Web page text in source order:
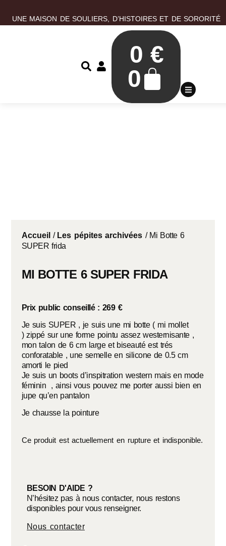
UNE MAISON DE SOULIERS, D’HISTOIRES ET DE SORORITÉ
0 €
0
Accueil / Les pépites archivées / Mi Botte 6
SUPER frida
MI BOTTE 6 SUPER FRIDA
Prix public conseillé : 269 €
Je suis SUPER , je suis une mi botte ( mi mollet
) zippé sur une forme pointu assez westernisante ,
mon talon de 6 cm large et biseauté est trés
conforatable , une semelle en silicone de 0.5 cm
amorti le pied
Je suis un boots d’inspitration western mais en mode
féminin , ainsi vous pouvez me porter aussi bien en
jupe qu’en pantalon
Je chausse la pointure
Ce produit est actuellement en rupture et indisponible.
BESOIN D'AIDE ?
N’hésitez pas à nous contacter, nous restons
disponibles pour vous renseigner.
Nous contacter